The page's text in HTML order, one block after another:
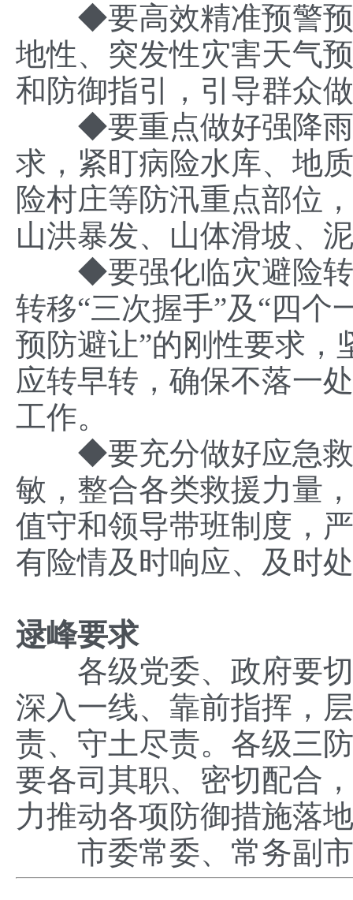
◆要高效精准预警
地性、突发性灾害天气
和防御指引，引导群众
◆要重点做好强降
求，紧盯病险水库、地
险村庄等防汛重点部位
山洪暴发、山体滑坡、
◆要强化临灾避险
转移“三次握手”及“四个
预防避让”的刚性要求，
应转早转，确保不落一
工作。
◆要充分做好应急
敏，整合各类救援力量
值守和领导带班制度，
有险情及时响应、及时
逯峰要求
各级党委、政府要切
深入一线、靠前指挥，
责、守土尽责。各级三
要各司其职、密切配合
力推动各项防御措施落
市委常委、常务副市